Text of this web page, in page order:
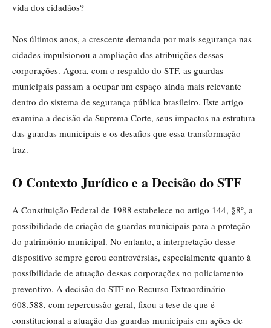
vida dos cidadãos?
Nos últimos anos, a crescente demanda por mais segurança nas
cidades impulsionou a ampliação das atribuições dessas
corporações. Agora, com o respaldo do STF, as guardas
municipais passam a ocupar um espaço ainda mais relevante
dentro do sistema de segurança pública brasileiro. Este artigo
examina a decisão da Suprema Corte, seus impactos na estrutura
das guardas municipais e os desafios que essa transformação
traz.
O Contexto Jurídico e a Decisão do STF
A Constituição Federal de 1988 estabelece no artigo 144, §8º, a
possibilidade de criação de guardas municipais para a proteção
do patrimônio municipal. No entanto, a interpretação desse
dispositivo sempre gerou controvérsias, especialmente quanto à
possibilidade de atuação dessas corporações no policiamento
preventivo. A decisão do STF no Recurso Extraordinário
608.588, com repercussão geral, fixou a tese de que é
constitucional a atuação das guardas municipais em ações de